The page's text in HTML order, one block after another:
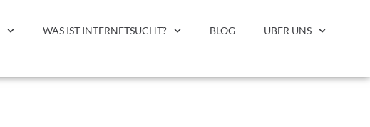
WAS IST INTERNETSUCHT? BLOG ÜBER UNS